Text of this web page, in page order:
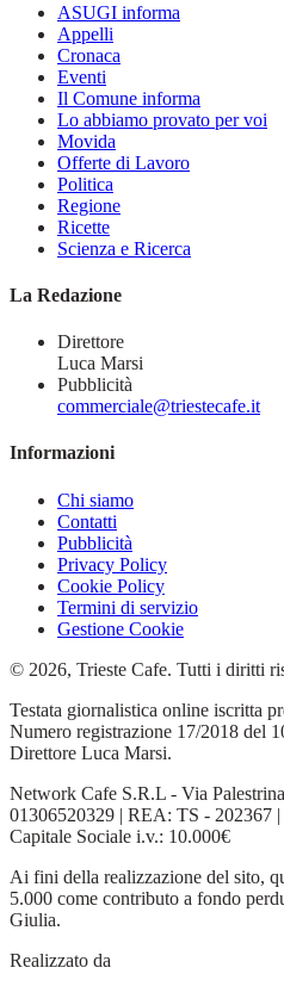
ASUGI informa
Appelli
Cronaca
Eventi
Il Comune informa
Lo abbiamo provato per voi
Movida
Offerte di Lavoro
Politica
Regione
Ricette
Scienza e Ricerca
La Redazione
Direttore
Luca Marsi
Pubblicità
commerciale@triestecafe.it
Informazioni
Chi siamo
Contatti
Pubblicità
Privacy Policy
Cookie Policy
Termini di servizio
Gestione Cookie
© 2026, Trieste Cafe. Tutti i diritti
Testata giornalistica online iscritta
Numero registrazione 17/2018 del
Direttore Luca Marsi.
Network Cafe S.R.L - Via
01306520329 | REA: TS - 202367 |
Capitale Sociale i.v.: 10.000€
Ai fini della realizzazione del sito,
5.000 come contributo a fondo
Giulia.
Realizzato da